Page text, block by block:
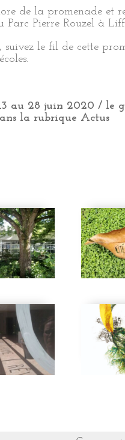
de la promenade et
Pierre Rouzel à
le fil de cette
au 28 juin 2020 / le
la rubrique Actus